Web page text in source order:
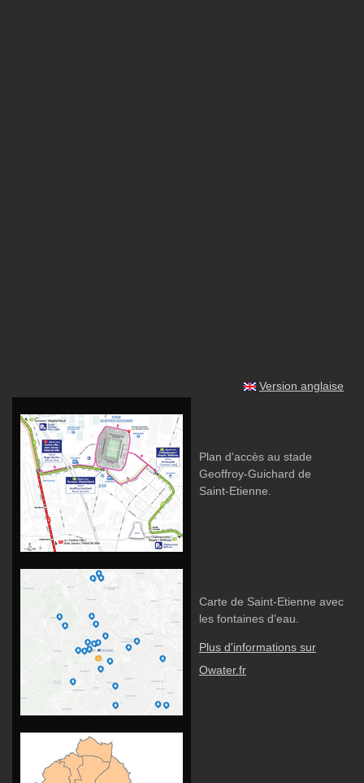
Version anglaise
Plan d'accès au stade
Geoffroy-Guichard de
Saint-Etienne.
Carte de Saint-Etienne avec
les fontaines d'eau.
Plus d'informations sur
Owater.fr